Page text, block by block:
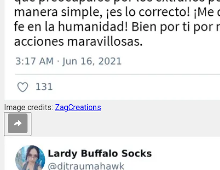
Image credits: ZagCreations